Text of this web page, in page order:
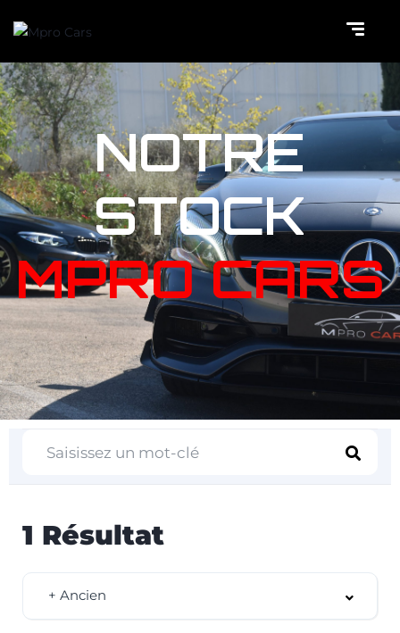
NOTRE
STOCK
MPRO CARS
1 Résultat
+ Ancien